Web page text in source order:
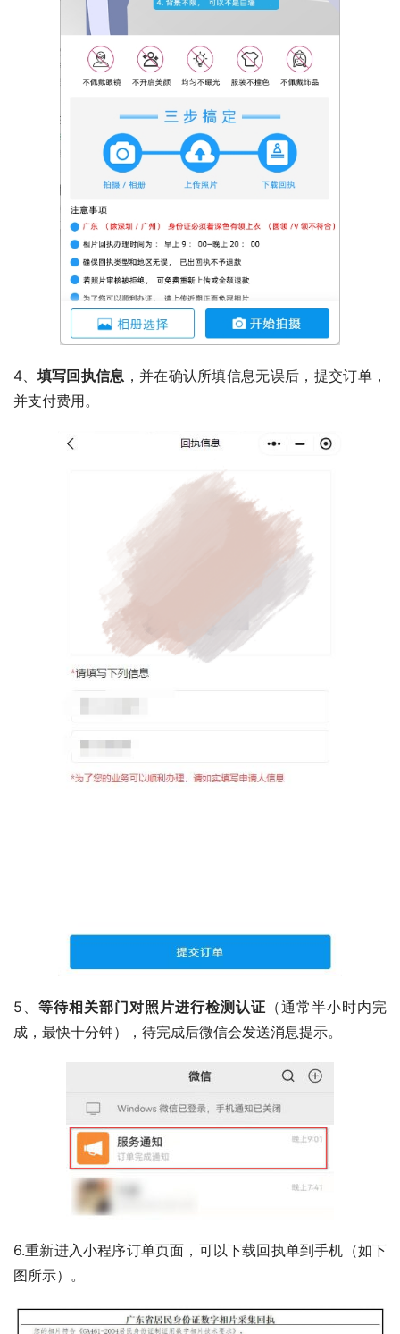
4、 填写回执信息 ，并在确认所填信息无误后，提交订单，
并支付费用。
5、 等待相关部门对照片进行检测认证 （通常半小时内完
成，最快十分钟），待完成后微信会发送消息提示。
6.重新进入小程序订单页面，可以下载回执单到手机（如下
图所示）。